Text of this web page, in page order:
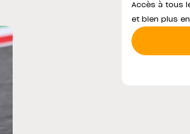
et vise un retour en
Accès à tous
et bien plus